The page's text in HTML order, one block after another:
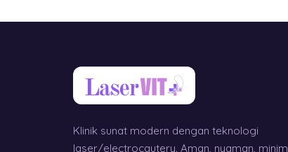
Klinik sunat modern dengan teknologi
laser/electrocautery. Aman, nyaman, minim